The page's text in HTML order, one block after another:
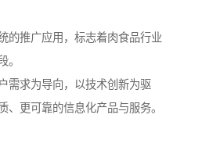
的推广应用，标志着肉食品行业
。
需求为导向，以技术创新为驱
、更可靠的信息化产品与服务。